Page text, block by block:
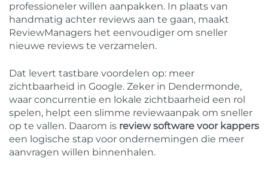
professioneler willen aanpakken. In plaats van
handmatig achter reviews aan te gaan, maakt
ReviewManagers het eenvoudiger om sneller
nieuwe reviews te verzamelen.
Dat levert tastbare voordelen op: meer
zichtbaarheid in Google. Zeker in Dendermonde,
waar concurrentie en lokale zichtbaarheid een rol
spelen, helpt een slimme reviewaanpak om sneller
op te vallen. Daarom is review software voor kappers
een logische stap voor ondernemingen die meer
aanvragen willen binnenhalen.